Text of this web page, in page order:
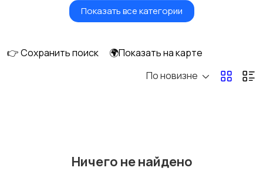
Игры для приставок и
Книги и журналы
Материалы для
инструменты
Показать все категории
👉 Сохранить поиск
🌍Показать на карте
По новизне
Ничего не найдено